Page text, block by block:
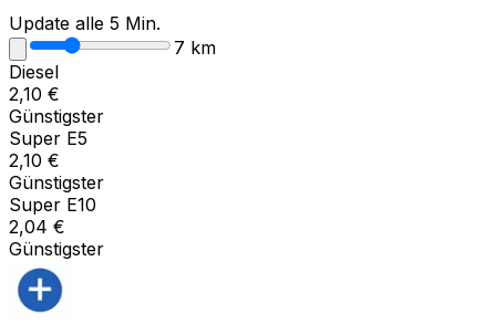
Update alle 5 Min.
7 km
Diesel
2,10 €
Günstigster
Super E5
2,10 €
Günstigster
Super E10
2,04 €
Günstigster